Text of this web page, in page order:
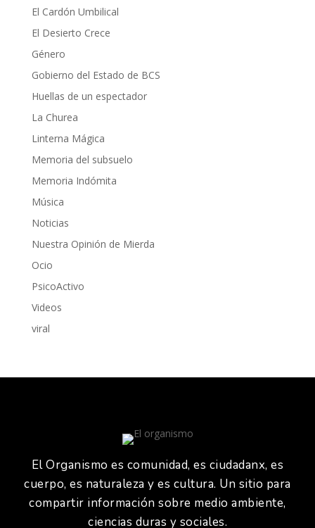
El Cardón Umbilical
El Desierto Crece
Género
Gobierno del Estado de BCS
Huellas de un espectador
La Churea
Linterna Mágica
Memoria del subsuelo
Memoria Indómita
Música
Noticias
Nuestra Opinión de Mierda
Ocio
PsicoActivo
Videos
viral
El Organismo es comunidad, es ciudadanx, es
cuerpo, es naturaleza y es cultura. Un sitio para
compartir información sobre medio ambiente,
ciencias duras y sociales.